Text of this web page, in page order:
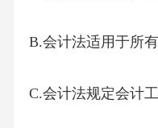
B.会计法适用于所
C.会计法规定会计